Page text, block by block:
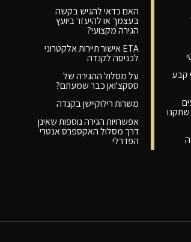
קבע
האם כדאי להגיש בקשה
בעצמך או להיעזר ביועץ
הגירה מקצועי?
ETA אישור תיירות אלקטרוני
לכניסה לקנדה
על מסלול ההגירה של
ססקצ'ואן כבר שמעתם?
משרות רילוקיישן בקנדה
אפשרויות הגירה נוספות שאינן
דרך מסלול האקספרס אנטרי
הפדרלי